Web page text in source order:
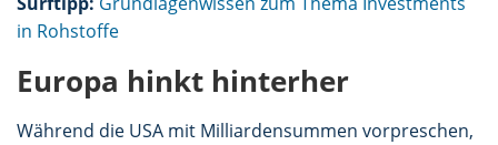
in Rohstoffe
Europa hinkt hinterher
Während die USA mit Milliardensummen vorpreschen,